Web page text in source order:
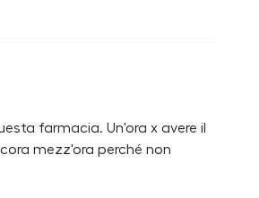
farmacia. Un'ora x avere il
mezz'ora perché non